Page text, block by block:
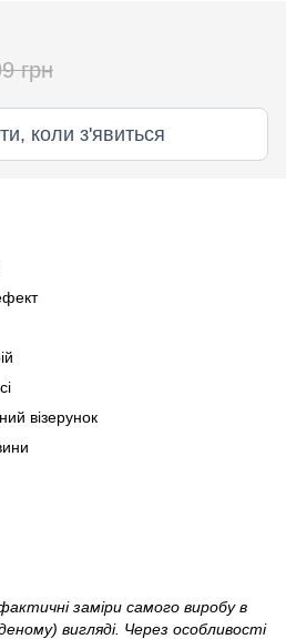
грн
коли з'явиться
візерунок
заміри самого виробу в
вигляді. Через особливості